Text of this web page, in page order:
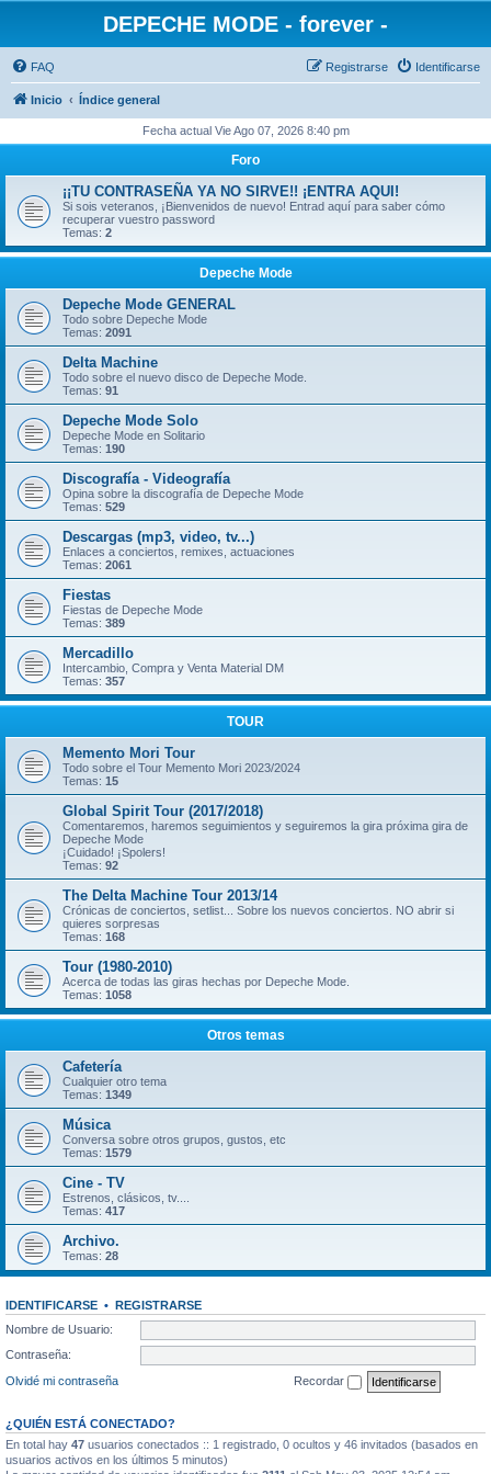
DEPECHE MODE - forever -
FAQ Identificarse
Registrarse
Inicio Índice general
Fecha actual Vie Ago 07, 2026 8:40 pm
Foro
¡¡TU CONTRASEÑA YA NO SIRVE!! ¡ENTRA AQUI!
Si sois veteranos, ¡Bienvenidos de nuevo! Entrad aquí para saber cómo
recuperar vuestro password
Temas: 2
Depeche Mode
Depeche Mode GENERAL
Todo sobre Depeche Mode
Temas: 2091
Delta Machine
Todo sobre el nuevo disco de Depeche Mode.
Temas: 91
Depeche Mode Solo
Depeche Mode en Solitario
Temas: 190
Discografía - Videografía
Opina sobre la discografía de Depeche Mode
Temas: 529
Descargas (mp3, video, tv...)
Enlaces a conciertos, remixes, actuaciones
Temas: 2061
Fiestas
Fiestas de Depeche Mode
Temas: 389
Mercadillo
Intercambio, Compra y Venta Material DM
Temas: 357
TOUR
Memento Mori Tour
Todo sobre el Tour Memento Mori 2023/2024
Temas: 15
Global Spirit Tour (2017/2018)
Comentaremos, haremos seguimientos y seguiremos la gira próxima gira de
Depeche Mode
¡Cuidado! ¡Spolers!
Temas: 92
The Delta Machine Tour 2013/14
Crónicas de conciertos, setlist... Sobre los nuevos conciertos. NO abrir si
quieres sorpresas
Temas: 168
Tour (1980-2010)
Acerca de todas las giras hechas por Depeche Mode.
Temas: 1058
Otros temas
Cafetería
Cualquier otro tema
Temas: 1349
Música
Conversa sobre otros grupos, gustos, etc
Temas: 1579
Cine - TV
Estrenos, clásicos, tv....
Temas: 417
Archivo.
Temas: 28
IDENTIFICARSE • REGISTRARSE
Nombre de Usuario:
Contraseña:
Olvidé mi contraseña
Recordar
¿QUIÉN ESTÁ CONECTADO?
En total hay 47 usuarios conectados :: 1 registrado, 0 ocultos y 46 invitados (basados en
usuarios activos en los últimos 5 minutos)